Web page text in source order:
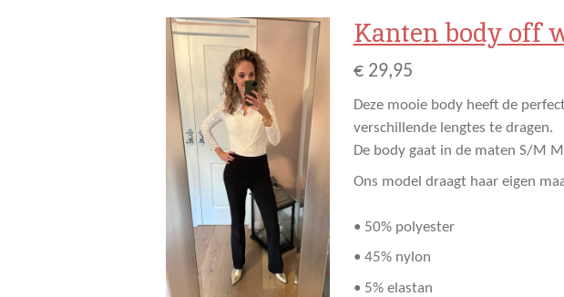
Kanten body off
€ 29,95
Deze mooie body heeft de
verschillende lengtes te dragen.
De body gaat in de maten S/M
Ons model draagt haar eigen
• 50% polyester
• 45% nylon
• 5% elastan